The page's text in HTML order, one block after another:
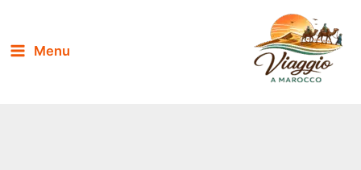
contenuto
Menu